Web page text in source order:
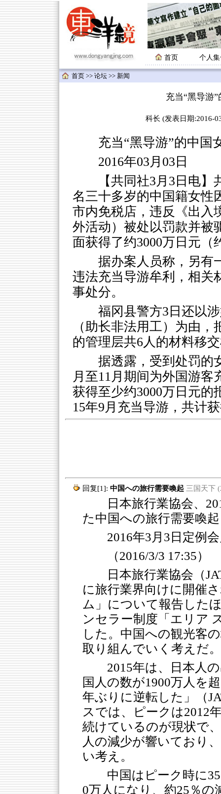
首页 个人
首页 >> 论坛 >> 新闻
充当“黑导游
科长 (发表日期:2016-
充当“黑导游”的中国
2016年03月03日
【共同社3月3日电
名三十多岁的中国籍女性
市内免税店，违反《出入
外活动）被处以罚款并被
面获得了约3000万日元（
据办案人员称，另有
违法充当导游牟利，相关
事处分。
福冈县警方3日还以
（助长非法用工）为由
的管理层共6人的材料移
据透露，受到处罚的
月至11月期间为外国游
获得至少约3000万日元的
15年9月充当导游，共计
回复[1]: 中国への旅行需要喚起 三国天下
日本旅行業協会、
た中国への旅行需要喚起
2016年3月3日定例
（2016/3/3 17:35）
日本旅行業協会（
に旅行業界向けに開催
ム」について報告した
ンセラー制度「エリア
した。中国への観光客
取り組んでいく考えだ。
2015年は、日本人
国人の数が1900万人を
年ぶりに逆転した」（
スでは、ピークは2012
続けているのが現状で
人の減少が響いており
い考え。
中国はピーク時に
0万人になり、約25％の